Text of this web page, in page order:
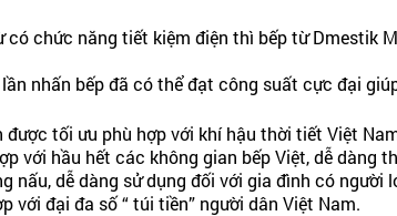
chức năng tiết kiệm điện thì bếp từ Dmestik
nhấn bếp đã có thể đạt công suất cực đại
được tối ưu phù hợp với khí hậu thời tiết Việt
với hầu hết các không gian bếp Việt, dễ
nấu, dễ dàng sử dụng đối với gia đình có người
với đại đa số “ túi tiền” người dân Việt Nam.